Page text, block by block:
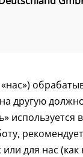
другую
для нас